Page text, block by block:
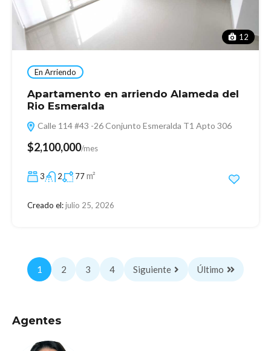
12
En Arriendo
Apartamento en arriendo Alameda del
Rio Esmeralda
Calle 114 #43 -26 Conjunto Esmeralda T1 Apto 306
$2,100,000/mes
3 2 77m²
Creado el:julio 25, 2026
1 2 3 4 Siguiente Último
Agentes